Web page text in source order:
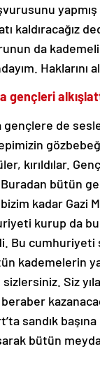
kaldıracağız
da
Haklarını
gençleri
gençlere de
kırıldılar.
bütün
kadar Gazi
kurup da
Bu cumhuriyeti
kademelerin
Siz
beraber
sandık
bütün